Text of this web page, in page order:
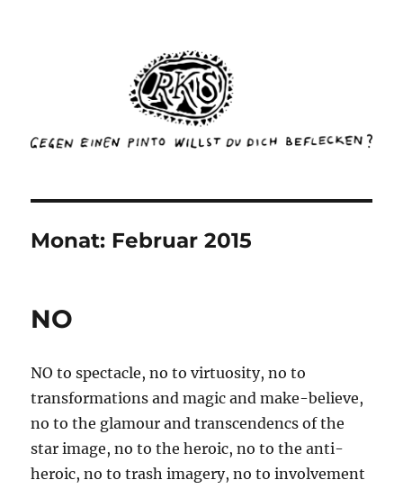
rottenkinckschow
Monat: Februar 2015
NO
NO to spectacle, no to virtuosity, no to
transformations and magic and make-believe,
no to the glamour and transcendencs of the
star image, no to the heroic, no to the anti-
heroic, no to trash imagery, no to involvement